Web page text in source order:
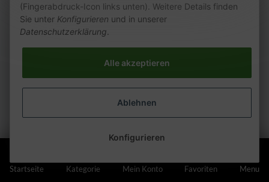
(Fingerabdruck-Icon links unten). Weitere Details finden
Sie unter Konfigurieren und in unserer
Datenschutzerklärung.
Alle akzeptieren
Ablehnen
Konfigurieren
Startseite Kategorie Mein Konto Favoriten Menu